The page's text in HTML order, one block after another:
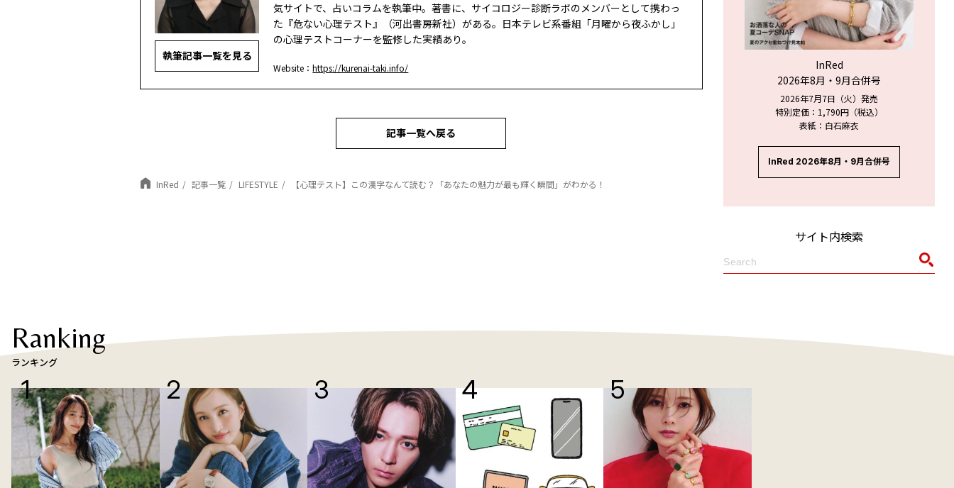
執筆記事一覧を見る
気サイトで、占いコラムを執筆中。著書に、サイコロジー診断ラボのメンバーとして携わっ
た『危ない心理テスト』（河出書房新社）がある。日本テレビ系番組「月曜から夜ふかし」
の心理テストコーナーを監修した実績あり。
Website：https://kurenai-taki.info/
記事一覧へ戻る
InRed 記事一覧 LIFESTYLE 【心理テスト】この漢字なんて読む？「あなたの魅力が最も輝く瞬間」がわかる！
InRed
2026年8月・9月合併号
2026年7月7日（火）発売
特別定価：1,790円（税込）
表紙：白石麻衣
InRed 2026年8月・9月合併号
サイト内検索
Ranking
ランキング